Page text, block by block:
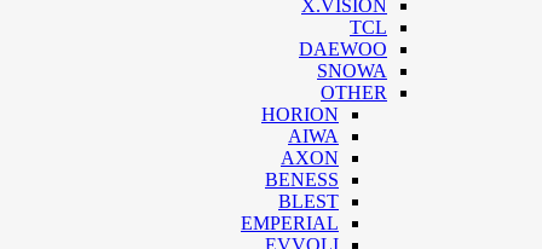
X.VISION
TCL
DAEWOO
SNOWA
OTHER
HORION
AIWA
AXON
BENESS
BLEST
EMPERIAL